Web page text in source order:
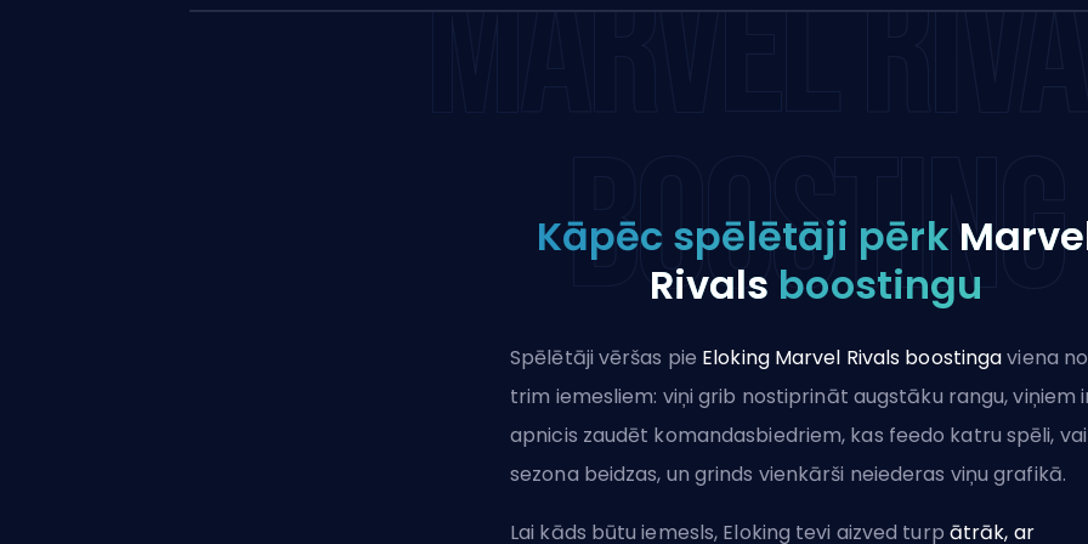
MARVEL
BOOSTING
Kāpēc spēlētāji pērk
Rivals boostingu
Spēlētāji vēršas pie Eloking Marvel Rivals boostingaviena no
trim iemesliem: viņi grib nostiprināt augstāku rangu, viņiem
apnicis zaudēt komandasbiedriem, kas feedo katru spēli, vai
sezona beidzas, un grinds vienkārši neiederas viņu grafikā.
Lai kāds būtu iemesls, Eloking tevi aizved turp ātrāk, ar